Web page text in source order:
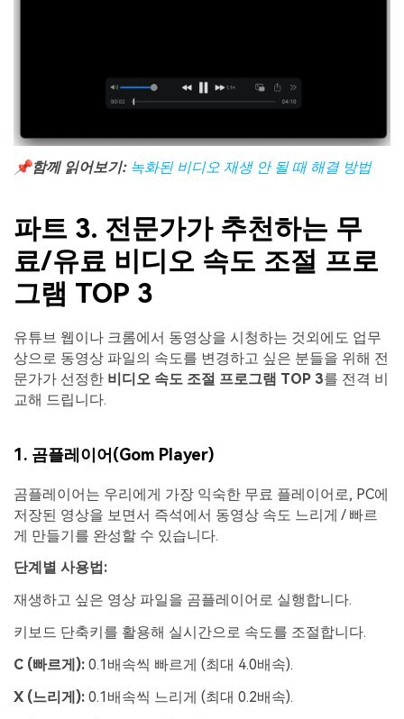
📌함께 읽어보기: 녹화된 비디오 재생 안 될 때 해결 방법
파트 3. 전문가가 추천하는 무
료/유료 비디오 속도 조절 프로
그램 TOP 3
유튜브 웹이나 크롬에서 동영상을 시청하는 것외에도 업무
상으로 동영상 파일의 속도를 변경하고 싶은 분들을 위해 전
문가가 선정한 비디오 속도 조절 프로그램 TOP 3를 전격 비
교해 드립니다.
1. 곰플레이어(Gom Player)
곰플레이어는 우리에게 가장 익숙한 무료 플레이어로, PC에
저장된 영상을 보면서 즉석에서 동영상 속도 느리게 / 빠르
게 만들기를 완성할 수 있습니다.
단계별 사용법:
재생하고 싶은 영상 파일을 곰플레이어로 실행합니다.
키보드 단축키를 활용해 실시간으로 속도를 조절합니다.
C (빠르게): 0.1배속씩 빠르게 (최대 4.0배속).
X (느리게): 0.1배속씩 느리게 (최대 0.2배속).